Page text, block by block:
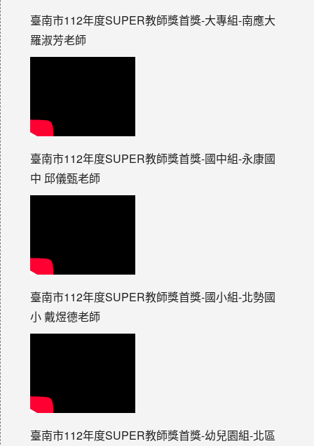
臺南市112年度SUPER教師獎首獎-大專組-南應大
羅淑芳老師
臺南市112年度SUPER教師獎首獎-國中組-永康國
中 邱儀甄老師
臺南市112年度SUPER教師獎首獎-國小組-北勢國
小 戴煜德老師
臺南市112年度SUPER教師獎首獎-幼兒園組-北區